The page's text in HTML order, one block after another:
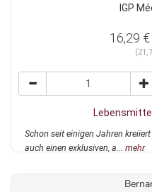
IGP
16,29 €
Schon seit einigen Jahren
auch einen exklusiven, a... mehr